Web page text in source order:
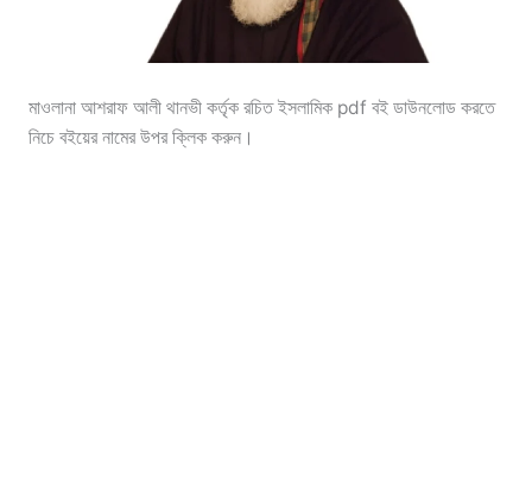
মাওলানা আশরাফ আলী থানভী কর্তৃক রচিত ইসলামিক pdf বই ডাউনলোড করতে
নিচে বইয়ের নামের উপর ক্লিক করুন।